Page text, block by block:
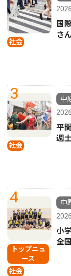
社会
国
さ
3
社会
中
平
週
4
トップニュ
ース
社会
中
小
全